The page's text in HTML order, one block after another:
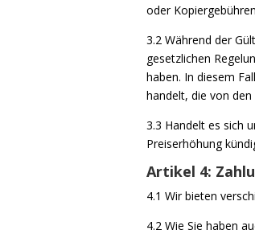
oder
3.2 Während der
gesetzlichen
haben. In diesem
handelt, die von
3.3 Handelt es sich
Preiserhöhung
Artikel 4:
4.1 Wir bieten
4.2 Wie Sie haben